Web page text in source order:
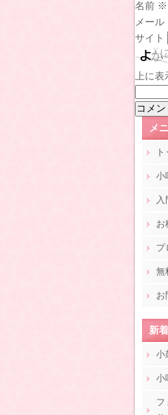
名前 ※
メール
サイト
上に表
メ
小
入
お
プ
無
お
新
小
小